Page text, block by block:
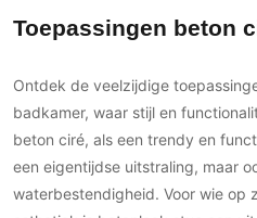
Toepassingen beton
Ontdek de veelzijdige
badkamer, waar stijl en
beton ciré, als een trendy en
een eigentijdse uitstraling, maar
waterbestendigheid. Voor wie op